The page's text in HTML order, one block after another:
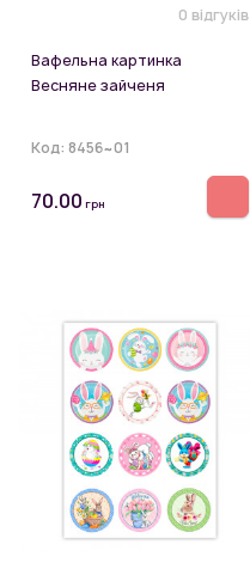
0 відгуків
Вафельна картинка
Весняне зайченя
Код: 8456~01
70.00 грн